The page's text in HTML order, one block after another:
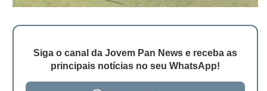
Siga o canal da Jovem Pan News e receba as
principais notícias no seu WhatsApp!